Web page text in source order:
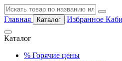
Главная Каталог Избранное
Каталог
% Горячие цены